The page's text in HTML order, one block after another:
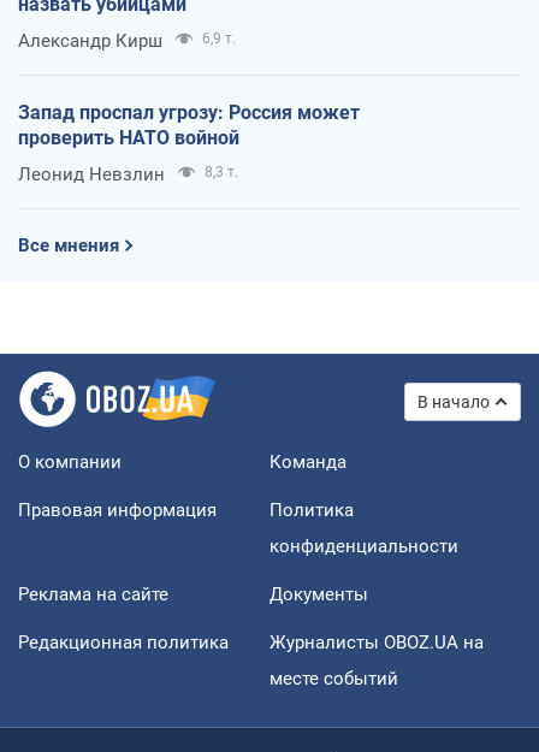
Александр Кирш 6,9 т.
Запад проспал угрозу: Россия может
проверить НАТО войной
Леонид Невзлин 8,3 т.
Все мнения
В начало
О компании Команда
Правовая информация
Политика
конфиденциальности
Реклама на сайте Документы
Редакционная политика
Журналисты OBOZ.UA на
месте событий